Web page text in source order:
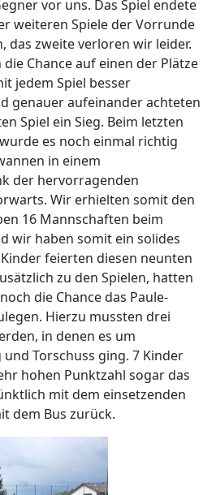
vor uns. Das Spiel endete
weiteren Spiele der Vorrunde
das zweite verloren wir leider.
Chance auf einen der Plätze
jedem Spiel besser
genauer aufeinander achteten
Spiel ein Sieg. Beim letzten
es noch einmal richtig
in einem
der hervorragenden
Wir erhielten somit den
16 Mannschaften beim
wir haben somit ein solides
feierten diesen neunten
zu den Spielen, hatten
die Chance das Paule-
Hierzu mussten drei
in denen es um
Torschuss ging. 7 Kinder
hohen Punktzahl sogar das
mit dem einsetzenden
dem Bus zurück.